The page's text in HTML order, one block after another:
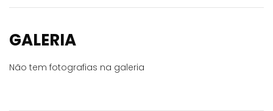
GALERIA
Não tem fotografias na galeria